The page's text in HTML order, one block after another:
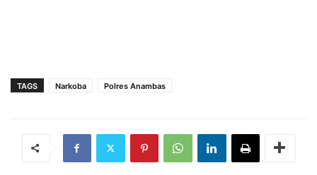
TAGS Narkoba Polres Anambas